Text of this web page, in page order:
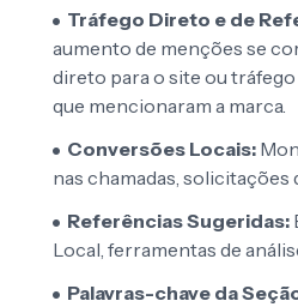
Tráfego Direto e de
aumento de menções se
direto para o site ou
que mencionaram a marca.
Conversões Locais:
nas chamadas, solicitações
Referências Sugeridas:
Local, ferramentas de
Palavras-chave da